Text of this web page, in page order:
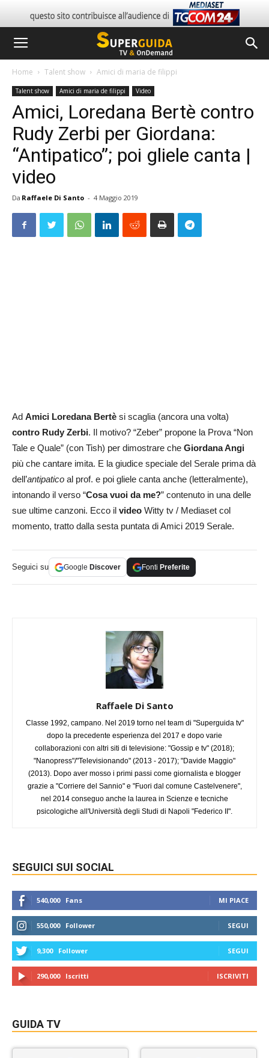
Home Talent show Amici di maria de filippi
Talent show Amici di maria de filippi Video
Amici, Loredana Bertè contro
Rudy Zerbi per Giordana:
“Antipatico”; poi gliele canta |
video
Da Raffaele Di Santo - 4 Maggio 2019
Ad Amici Loredana Bertè si scaglia (ancora una volta)
contro Rudy Zerbi. Il motivo? “Zeber” propone la Prova “Non
Tale e Quale” (con Tish) per dimostrare che Giordana Angi
più che cantare imita. E la giudice speciale del Serale prima dà
dell’antipatico al prof. e poi gliele canta anche (letteralmente),
intonando il verso “Cosa vuoi da me?” contenuto in una delle
sue ultime canzoni. Ecco il video Witty tv / Mediaset col
momento, tratto dalla sesta puntata di Amici 2019 Serale.
Seguici su Google Discover Fonti Preferite
Raffaele Di Santo
Classe 1992, campano. Nel 2019 torno nel team di "Superguida tv"
dopo la precedente esperienza del 2017 e dopo varie
collaborazioni con altri siti di televisione: "Gossip e tv" (2018);
"Nanopress"/"Televisionando" (2013 - 2017); "Davide Maggio"
(2013). Dopo aver mosso i primi passi come giornalista e blogger
grazie a "Corriere del Sannio" e "Fuori dal comune Castelvenere",
nel 2014 conseguo anche la laurea in Scienze e tecniche
psicologiche all'Università degli Studi di Napoli "Federico II".
SEGUICI SUI SOCIAL
540,000 Fans MI PIACE
550,000 Follower SEGUI
9,300 Follower SEGUI
290,000 Iscritti ISCRIVITI
GUIDA TV